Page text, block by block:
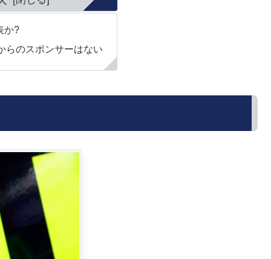
か?
らのスポンサーはない